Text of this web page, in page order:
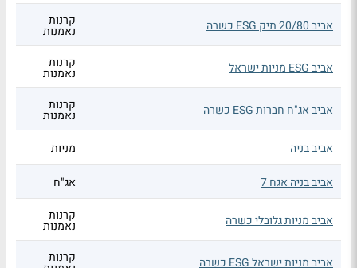
אביב 20/80 תיק ESG כשרה קרנות
נאמנות
אביב ESG מניות ישראל קרנות
נאמנות
אביב אג"ח חברות ESG כשרה קרנות
נאמנות
אביב בניה
מניות
אביב בניה אגח 7 אג"ח
אביב מניות גלובלי כשרה קרנות
נאמנות
אביב מניות ישראל ESG כשרה קרנות